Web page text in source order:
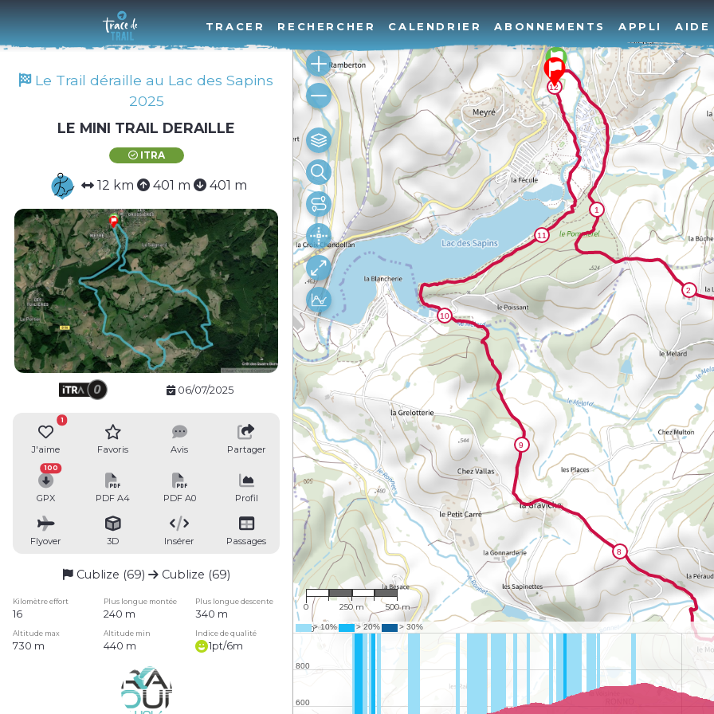
TRACER RECHERCHER CALENDRIER ABONNEMENTS APPLI AIDE
Le Trail déraille au Lac des Sapins
2025
LE MINI TRAIL DERAILLE
ITRA
12 km 401 m 401 m
06/07/2025
J'aime
1
Favoris Avis Partager
GPX
100
PDF A4 PDF A0 Profil
Flyover 3D Insérer Passages
Cublize (69) Cublize (69)
Kilomètre effort Plus longue montée Plus longue descente
16 240 m 340 m
Altitude max Altitude min Indice de qualité
730 m 440 m 1pt/6m
1 : 15,526
0 250 m 500 m